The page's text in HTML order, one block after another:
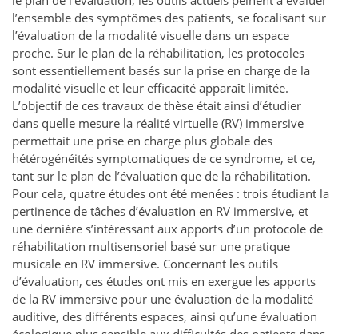
l’ensemble des symptômes des patients, se focalisant sur
l’évaluation de la modalité visuelle dans un espace
proche. Sur le plan de la réhabilitation, les protocoles
sont essentiellement basés sur la prise en charge de la
modalité visuelle et leur efficacité apparaît limitée.
L’objectif de ces travaux de thèse était ainsi d’étudier
dans quelle mesure la réalité virtuelle (RV) immersive
permettait une prise en charge plus globale des
hétérogénéités symptomatiques de ce syndrome, et ce,
tant sur le plan de l’évaluation que de la réhabilitation.
Pour cela, quatre études ont été menées : trois étudiant la
pertinence de tâches d’évaluation en RV immersive, et
une dernière s’intéressant aux apports d’un protocole de
réhabilitation multisensoriel basé sur une pratique
musicale en RV immersive. Concernant les outils
d’évaluation, ces études ont mis en exergue les apports
de la RV immersive pour une évaluation de la modalité
auditive, des différents espaces, ainsi qu’une évaluation